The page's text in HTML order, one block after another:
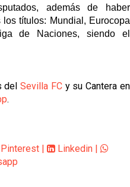
además de haber
títulos: Mundial, Eurocopa
de Naciones, siendo el
delSevilla FCy su Cantera en
.
Pinterest | Linkedin |